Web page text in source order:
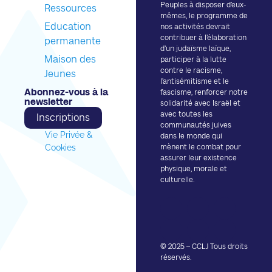
Peuples à disposer d’eux-
mêmes, le programme de
nos activités devrait
contribuer à l’élaboration
d’un judaïsme laïque,
participer à la lutte
contre le racisme,
l’antisémitisme et le
fascisme, renforcer notre
solidarité avec Israël et
avec toutes les
communautés juives
dans le monde qui
mènent le combat pour
assurer leur existence
physique, morale et
culturelle.
© 2025 – CCLJ Tous droits
réservés.
Ressources
Education
permanente
Maison des
Jeunes
Abonnez-vous à la
newsletter​
Inscriptions
Vie Privée &
Cookies